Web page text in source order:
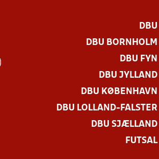
DBU
DBU BORNHOLM
DBU FYN
DBU JYLLAND
DBU KØBENHAVN
DBU LOLLAND-FALSTER
DBU SJÆLLAND
FUTSAL